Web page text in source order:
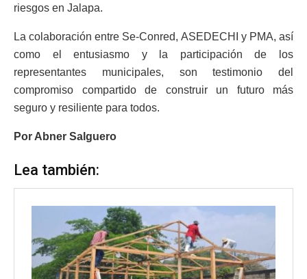
riesgos en Jalapa.
La colaboración entre Se-Conred, ASEDECHI y PMA, así
como el entusiasmo y la participación de los
representantes municipales, son testimonio del
compromiso compartido de construir un futuro más
seguro y resiliente para todos.
Por Abner Salguero
Lea también: